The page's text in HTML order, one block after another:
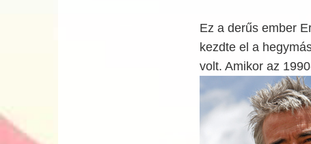
Ez a derűs ember
kezdte el a
volt. Amikor az